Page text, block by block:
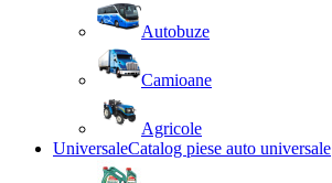
Autobuze
Camioane
Agricole
UniversaleCatalog piese auto universale